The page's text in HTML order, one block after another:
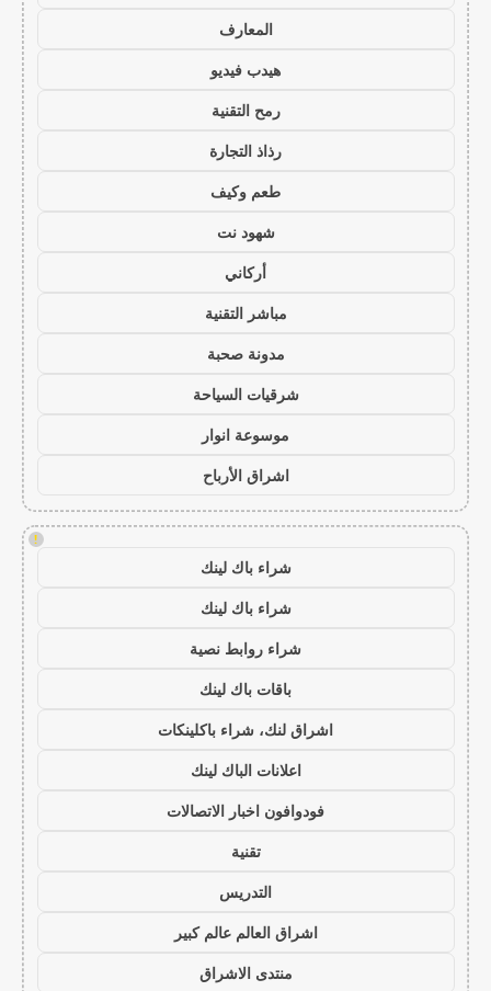
المعارف
هيدب فيديو
رمح التقنية
رذاذ التجارة
طعم وكيف
شهود نت
أركاني
مباشر التقنية
مدونة صحبة
شرقيات السياحة
موسوعة انوار
اشراق الأرباح
!
شراء باك لينك
شراء باك لينك
شراء روابط نصية
باقات باك لينك
اشراق لنك، شراء باكلينكات
اعلانات الباك لينك
فودوافون اخبار الاتصالات
تقنية
التدريس
اشراق العالم عالم كبير
منتدى الاشراق